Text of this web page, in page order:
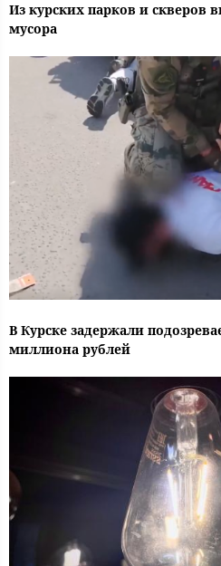
Из курских парков и скверов
мусора
В Курске задержали
миллиона рублей